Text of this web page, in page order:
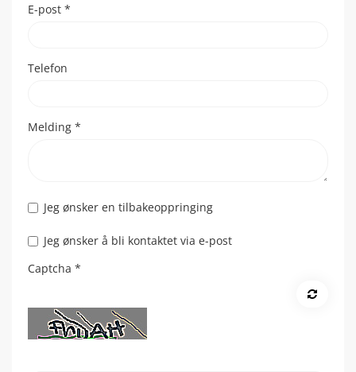
E-post *
Telefon
Melding *
Jeg ønsker en tilbakeoppringing
Jeg ønsker å bli kontaktet via e-post
Captcha *